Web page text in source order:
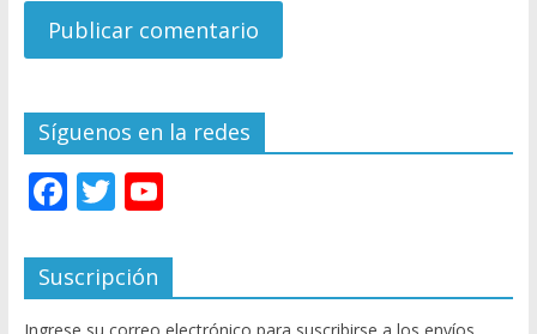
Síguenos en la redes
F
e
b
T
itt
er
Y
u
T
Suscripción